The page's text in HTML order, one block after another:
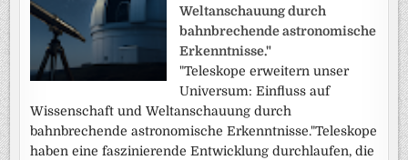
Weltanschauung durch
bahnbrechende astronomische
Erkenntnisse."
"Teleskope erweitern unser
Universum: Einfluss auf
Wissenschaft und Weltanschauung durch
bahnbrechende astronomische Erkenntnisse."Teleskope
haben eine faszinierende Entwicklung durchlaufen, die